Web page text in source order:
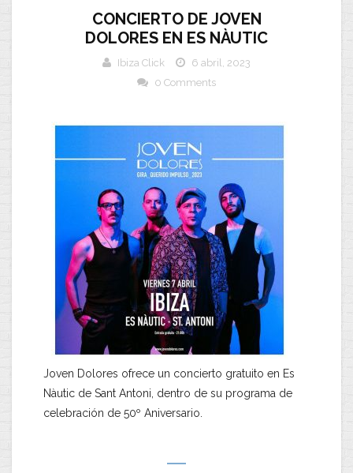
CONCIERTO DE JOVEN
DOLORES EN ES NÀUTIC
Ibiza Click
6 abril, 2023
0 Comments
Joven Dolores ofrece un concierto gratuito en Es
Nàutic de Sant Antoni, dentro de su programa de
celebración de 50º Aniversario.